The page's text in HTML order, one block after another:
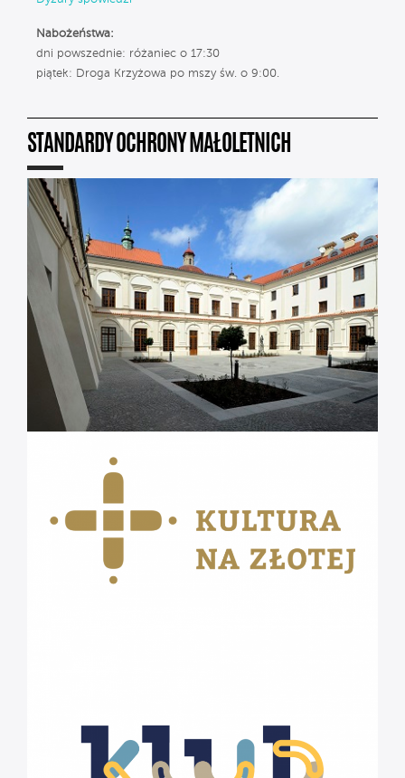
Nabożeństwa:
dni powszednie: różaniec o 17:30
piątek: Droga Krzyżowa po mszy św. o 9:00.
STANDARDY OCHRONY MAŁOLETNICH